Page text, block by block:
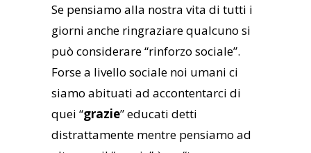
Se pensiamo alla nostra vita di tutti i
giorni anche ringraziare qualcuno si
può considerare “rinforzo sociale”.
Forse a livello sociale noi umani ci
siamo abituati ad accontentarci di
quei “grazie” educati detti
distrattamente mentre pensiamo ad